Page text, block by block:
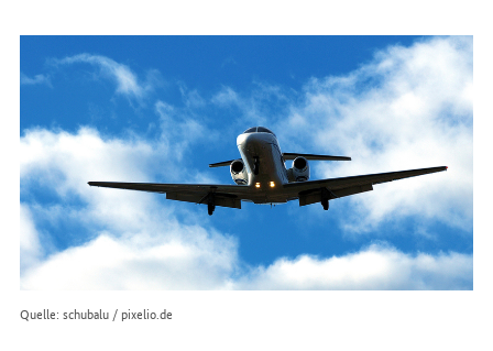
uns
Internet
Quelle: schubalu / pixelio.de